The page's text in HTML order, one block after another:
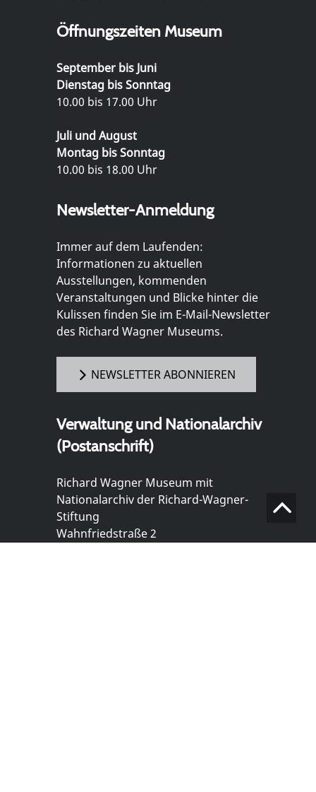
Öffnungszeiten Museum
September bis Juni
Dienstag bis Sonntag
10.00 bis 17.00 Uhr
Juli und August
Montag bis Sonntag
10.00 bis 18.00 Uhr
Newsletter-Anmeldung
Immer auf dem Laufenden:
Informationen zu aktuellen
Ausstellungen, kommenden
Veranstaltungen und Blicke hinter die
Kulissen finden Sie im E-Mail-Newsletter
des Richard Wagner Museums.
NEWSLETTER ABONNIEREN
Verwaltung und Nationalarchiv
(Postanschrift)
Richard Wagner Museum mit
Nationalarchiv der Richard-Wagner-
Stiftung
Wahnfriedstraße 2